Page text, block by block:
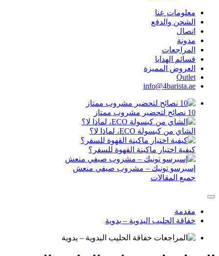
معلومات عنا
الشحن والدفع
اتصال
مدونة
المراجعات
قسائم الهدايا
العروض المميزة
Outlet
info@4barista.ae
10 نصائح لتحضير مشروب ممتاز
الشاي من كبسولة ECO، لماذا لا؟
كيفية اختيار ماكينة القهوة للسفر؟
إسبرسو تونيك – مشروب صيفي منعش
جميع المقالات
مقدمة
خفاقة الحليب اليدوية – يدوية